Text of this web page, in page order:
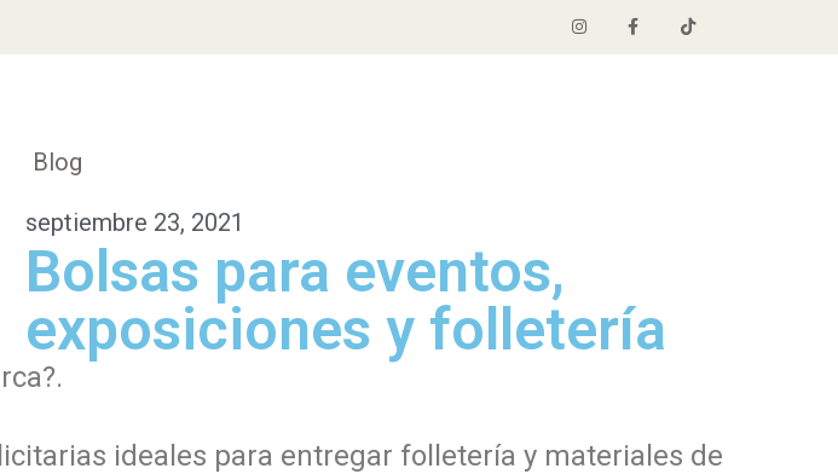
Blog
septiembre 23, 2021
Bolsas para eventos,
exposiciones y folletería
ideales para entregar folletería y materiales de